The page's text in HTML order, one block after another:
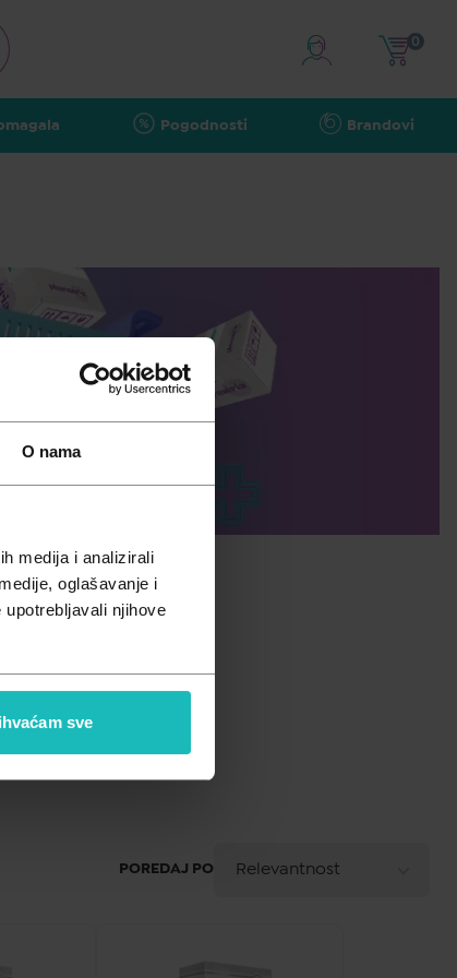
O nama
medija i analizirali
oglašavanje i
njihove
sve
Pogodnosti Brandovi
0
POREDAJ PO Relevantnost